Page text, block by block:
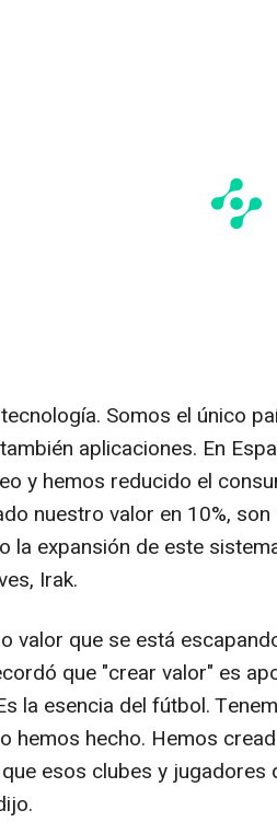
Somos el único
aplicaciones. En
y hemos reducido el
nuestro valor en 10%,
la expansión de este
Irak.
valor que se está
que "crear valor" es
la esencia del fútbol.
hemos hecho. Hemos
esos clubes y jugadores